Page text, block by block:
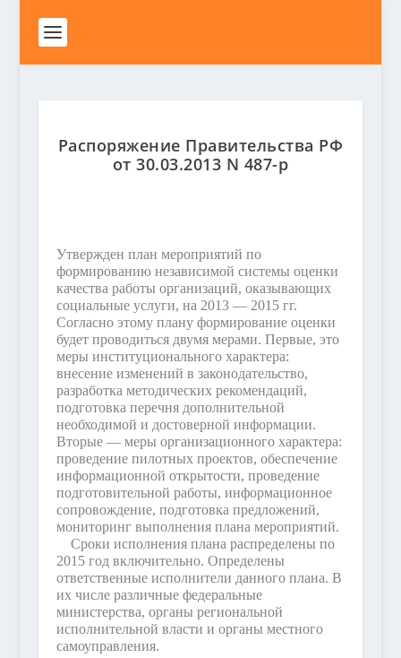
Распоряжение Правительства РФ
от 30.03.2013 N 487-р
Утвержден план мероприятий по
формированию независимой системы оценки
качества работы организаций, оказывающих
социальные услуги, на 2013 — 2015 гг.
Согласно этому плану формирование оценки
будет проводиться двумя мерами. Первые, это
меры институционального характера:
внесение изменений в законодательство,
разработка методических рекомендаций,
подготовка перечня дополнительной
необходимой и достоверной информации.
Вторые — меры организационного характера:
проведение пилотных проектов, обеспечение
информационной открытости, проведение
подготовительной работы, информационное
сопровождение, подготовка предложений,
мониторинг выполнения плана мероприятий.
Сроки исполнения плана распределены по
2015 год включительно. Определены
ответственные исполнители данного плана. В
их числе различные федеральные
министерства, органы региональной
исполнительной власти и органы местного
самоуправления.